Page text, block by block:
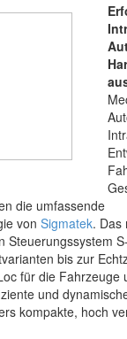
die umfassende
von Sigmatek. Das
Steuerungssystem
bis zur
für die Fahrzeuge
und
kompakte, hoch